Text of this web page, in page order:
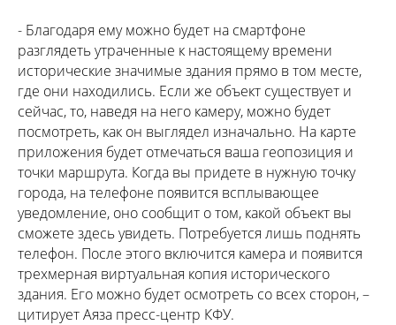
- Благодаря ему можно будет на смартфоне
разглядеть утраченные к настоящему времени
исторические значимые здания прямо в том месте,
где они находились. Если же объект существует и
сейчас, то, наведя на него камеру, можно будет
посмотреть, как он выглядел изначально. На карте
приложения будет отмечаться ваша геопозиция и
точки маршрута. Когда вы придете в нужную точку
города, на телефоне появится всплывающее
уведомление, оно сообщит о том, какой объект вы
сможете здесь увидеть. Потребуется лишь поднять
телефон. После этого включится камера и появится
трехмерная виртуальная копия исторического
здания. Его можно будет осмотреть со всех сторон, –
цитирует Аяза пресс-центр КФУ.